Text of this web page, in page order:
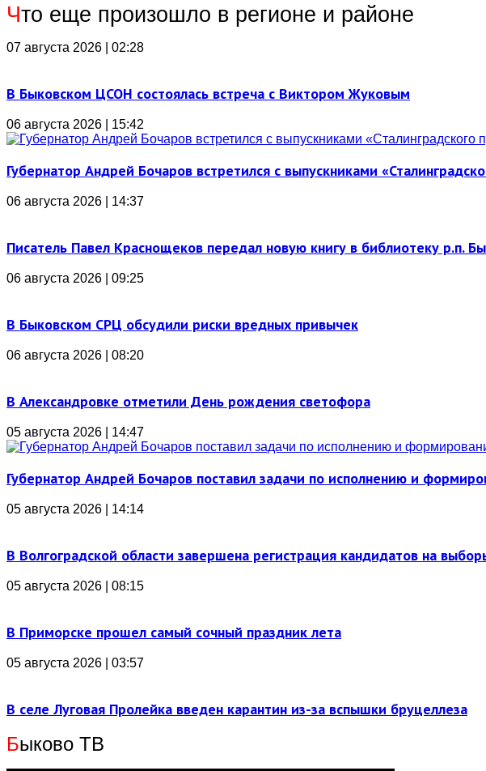
Что еще произошло в регионе и районе
07 августа 2026 | 02:28
В Быковском ЦСОН состоялась встреча с Виктором Жуковым
06 августа 2026 | 15:42
Губернатор Андрей Бочаров встретился с выпускниками
06 августа 2026 | 14:37
Писатель Павел Краснощеков передал новую книгу в библиотеку р.п.
06 августа 2026 | 09:25
В Быковском СРЦ обсудили риски вредных привычек
06 августа 2026 | 08:20
В Александровке отметили День рождения светофора
05 августа 2026 | 14:47
Губернатор Андрей Бочаров поставил задачи по исполнению и
05 августа 2026 | 14:14
В Волгоградской области завершена регистрация кандидатов на
05 августа 2026 | 08:15
В Приморске прошел самый сочный праздник лета
05 августа 2026 | 03:57
В селе Луговая Пролейка введен карантин из-за вспышки бруцеллеза
Быково ТВ